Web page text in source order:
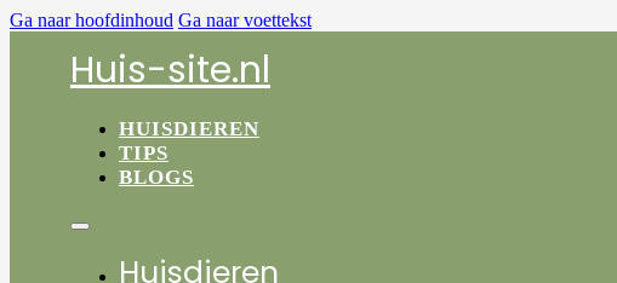
Ga naar hoofdinhoud Ga naar voettekst
Huis-site.nl
HUISDIEREN
TIPS
BLOGS
Huisdieren